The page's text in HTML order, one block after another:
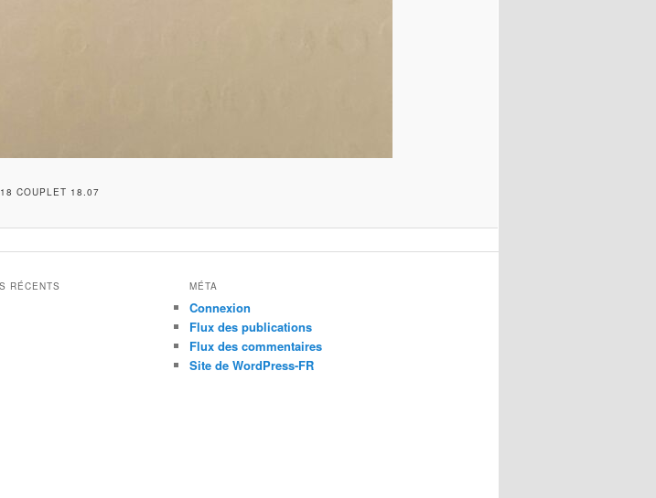
COUPLET 18.07
RÉCENTS MÉTA
Connexion
Flux des publications
Flux des commentaires
Site de WordPress-FR